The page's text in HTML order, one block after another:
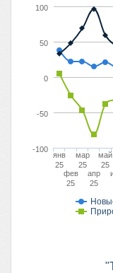
янв
25
фев
25
мар
25
апр
25
май
25
-100
-50
0
50
100